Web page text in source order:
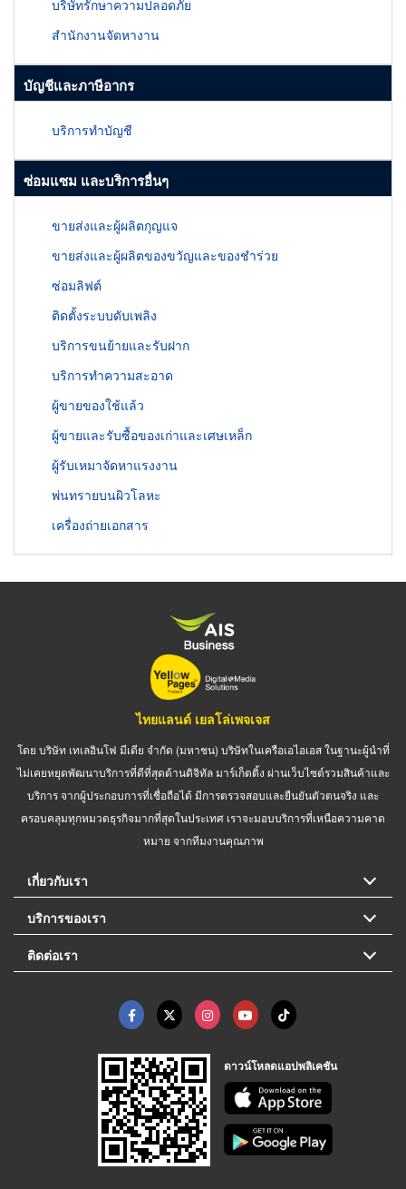
บริษัทรักษาความปลอดภัย
สำนักงานจัดหางาน
บัญชีและภาษีอากร
บริการทำบัญชี
ซ่อมแซม และบริการอื่นๆ
ขายส่งและผู้ผลิตกุญแจ
ขายส่งและผู้ผลิตของขวัญและของชำร่วย
ซ่อมลิฟต์
ติดตั้งระบบดับเพลิง
บริการขนย้ายและรับฝาก
บริการทำความสะอาด
ผู้ขายของใช้แล้ว
ผู้ขายและรับซื้อของเก่าและเศษเหล็ก
ผู้รับเหมาจัดหาแรงงาน
พ่นทรายบนผิวโลหะ
เครื่องถ่ายเอกสาร
ไทยแลนด์ เยลโล่เพจเจส
โดย บริษัท เทเลอินโฟ มีเดีย จำกัด (มหาชน) บริษัทในเครือเอไอเอส ในฐานะผู้นำที่
ไม่เคยหยุดพัฒนาบริการที่ดีที่สุดด้านดิจิทัล มาร์เก็ตติ้ง ผ่านเว็บไซต์รวมสินค้าและ
บริการ จากผู้ประกอบการที่เชื่อถือได้ มีการตรวจสอบและยืนยันตัวตนจริง และ
ครอบคลุมทุกหมวดธุรกิจมากที่สุดในประเทศ เราจะมอบบริการที่เหนือความคาด
หมาย จากทีมงานคุณภาพ
เกี่ยวกับเรา
บริการของเรา
ติดต่อเรา
ดาวน์โหลดแอปพลิเคชัน